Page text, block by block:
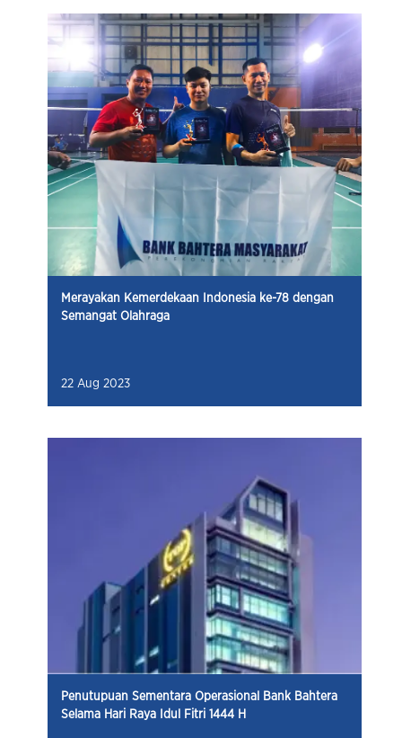
Merayakan Kemerdekaan Indonesia ke-78 dengan
Semangat Olahraga
22 Aug 2023
Penutupuan Sementara Operasional Bank Bahtera
Selama Hari Raya Idul Fitri 1444 H